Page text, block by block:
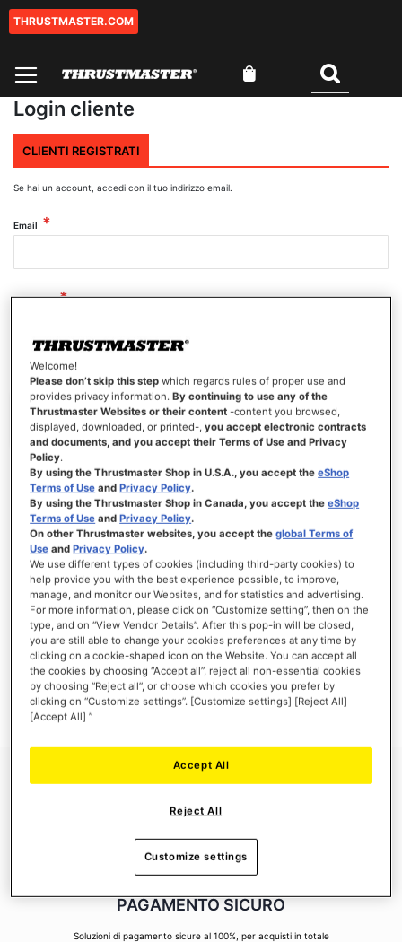
Salta
THRUSTMASTER.COM
Login cliente
CLIENTI REGISTRATI
Se hai un account, accedi con il tuo indirizzo email.
Email
Password
Mostra password
ACCEDI
Hai dimenticato la password?
NUOVI CLIENTI
La creazione di un account ha molti vantaggi: check-out veloce, salvare più di un
indirizzo, tenere traccia degli ordini e altro ancora.
CREA UN ACCOUNT
PAGAMENTO SICURO
Soluzioni di pagamento sicure al 100%, per acquisti in totale
Welcome!
Please don’t skip this step which regards rules of proper use and
provides privacy information.By continuing to use any of the
Thrustmaster Websites or their content -content you browsed,
displayed, downloaded, or printed-,you accept electronic contracts
and documents, and you accept their Terms of Use and Privacy
Policy.
By using the Thrustmaster Shop in U.S.A., you accept theeShop
Terms of Use andPrivacy Policy.
By using the Thrustmaster Shop in Canada, you accept theeShop
Terms of Use andPrivacy Policy.
On other Thrustmaster websites, you accept theglobal Terms of
Use andPrivacy Policy.
We use different types of cookies (including third-party cookies) to
help provide you with the best experience possible, to improve,
manage, and monitor our Websites, and for statistics and advertising.
For more information, please click on “Customize setting”, then on the
type, and on “View Vendor Details”. After this pop-in will be closed,
you are still able to change your cookies preferences at any time by
clicking on a cookie-shaped icon on the Website. You can accept all
the cookies by choosing “Accept all”, reject all non-essential cookies
by choosing “Reject all”, or choose which cookies you prefer by
clicking on “Customize settings”. [Customize settings] [Reject All]
[Accept All] ”
Reject All
Accept All
Customize settings